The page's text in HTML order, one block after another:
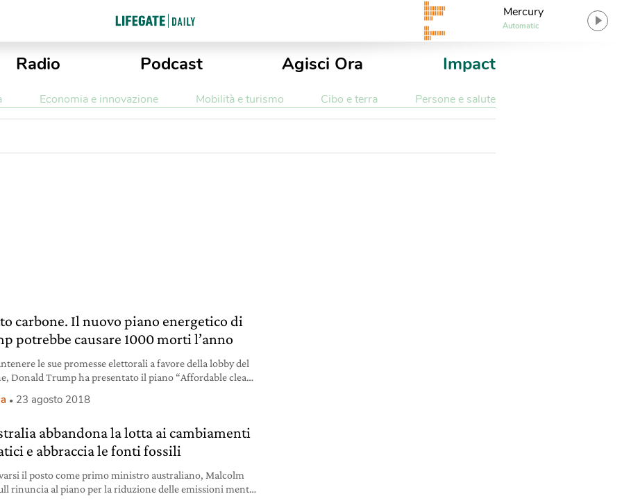
Mercury
Automatic
Radio Podcast Agisci Ora Impact
Economia e innovazione Mobilità e turismo Cibo e terra Persone e salute
carbone. Il nuovo piano energetico di
potrebbe causare 1000 morti l’anno
le sue promesse elettorali a favore della lobby del
Donald Trump ha presentato il piano “Affordable clean
23 agosto 2018
abbandona la lotta ai cambiamenti
e abbraccia le fonti fossili
il posto come primo ministro australiano, Malcolm
rinuncia al piano per la riduzione delle emissioni mentre